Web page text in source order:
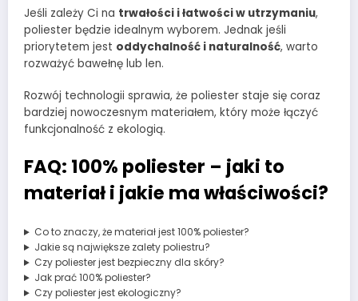
Jeśli zależy Ci na trwałości i łatwości w utrzymaniu,
poliester będzie idealnym wyborem. Jednak jeśli
priorytetem jest oddychalność i naturalność, warto
rozważyć bawełnę lub len.
Rozwój technologii sprawia, że poliester staje się coraz
bardziej nowoczesnym materiałem, który może łączyć
funkcjonalność z ekologią.
FAQ: 100% poliester – jaki to
materiał i jakie ma właściwości?
Co to znaczy, że materiał jest 100% poliester?
Jakie są największe zalety poliestru?
Czy poliester jest bezpieczny dla skóry?
Jak prać 100% poliester?
Czy poliester jest ekologiczny?